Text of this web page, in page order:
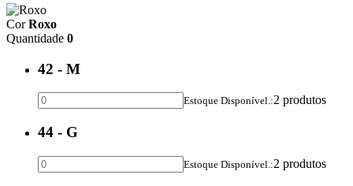
CorRoxo
Quantidade 0
42 - M
Estoque Disponível.:2 produtos
44 - G
Estoque Disponível.:2 produtos